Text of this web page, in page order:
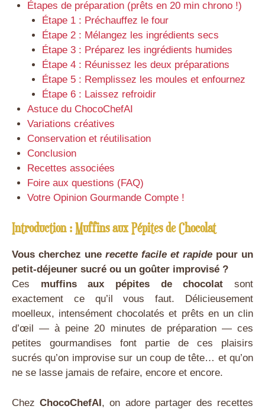
Étapes de préparation (prêts en 20 min chrono !)
Étape 1 : Préchauffez le four
Étape 2 : Mélangez les ingrédients secs
Étape 3 : Préparez les ingrédients humides
Étape 4 : Réunissez les deux préparations
Étape 5 : Remplissez les moules et enfournez
Étape 6 : Laissez refroidir
Astuce du ChocoChefAI
Variations créatives
Conservation et réutilisation
Conclusion
Recettes associées
Foire aux questions (FAQ)
Votre Opinion Gourmande Compte !
Introduction : Muffins aux Pépites de Chocolat
Vous cherchez une recette facile et rapide pour un
petit-déjeuner sucré ou un goûter improvisé ?
Ces muffins aux pépites de chocolat sont
exactement ce qu’il vous faut. Délicieusement
moelleux, intensément chocolatés et prêts en un clin
d’œil — à peine 20 minutes de préparation — ces
petites gourmandises font partie de ces plaisirs
sucrés qu’on improvise sur un coup de tête… et qu’on
ne se lasse jamais de refaire, encore et encore.
ChezChocoChefAI, on adore partager des recettes